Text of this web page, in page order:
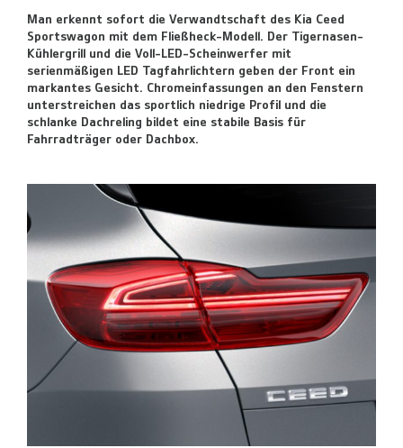
Man erkennt sofort die Verwandtschaft des Kia Ceed
Sportswagon mit dem Fließheck-Modell. Der Tigernasen-
Kühlergrill und die Voll-LED-Scheinwerfer mit
serienmäßigen LED Tagfahrlichtern geben der Front ein
markantes Gesicht. Chromeinfassungen an den Fenstern
unterstreichen das sportlich niedrige Profil und die
schlanke Dachreling bildet eine stabile Basis für
Fahrradträger oder Dachbox.